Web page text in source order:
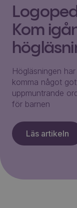
Kom
Högläsningen
komma något
uppmuntrande
för barnen
Läs artikeln